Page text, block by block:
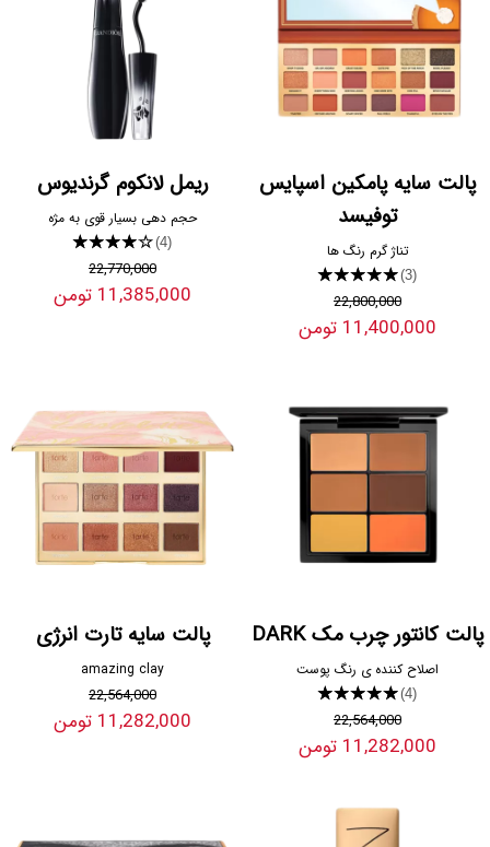
پالت سایه پامکین اسپایس
توفیسد
تناژ گرم رنگ ها
★★★★★(3)
22,800,000
11,400,000 تومن
ریمل لانکوم گرندیوس
حجم دهی بسیار قوی به مژه
★★★★★(4)
22,770,000
11,385,000 تومن
پالت کانتور چرب مک DARK
اصلاح کننده ی رنگ پوست
★★★★★(4)
22,564,000
11,282,000 تومن
پالت سایه تارت انرژی
amazing clay
22,564,000
11,282,000 تومن